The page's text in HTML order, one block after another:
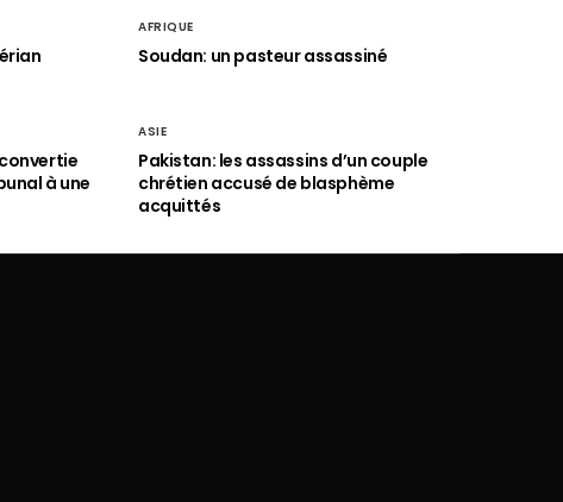
AFRIQUE
Soudan: un pasteur assassiné
à une
ASIE
Pakistan: les assassins d’un couple
chrétien accusé de blasphème
acquittés